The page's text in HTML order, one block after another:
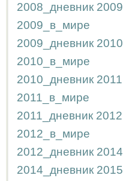
2008_дневник 2009
2009_в_мире
2009_дневник 2010
2010_в_мире
2010_дневник 2011
2011_в_мире
2011_дневник 2012
2012_в_мире
2012_дневник 2014
2014_дневник 2015